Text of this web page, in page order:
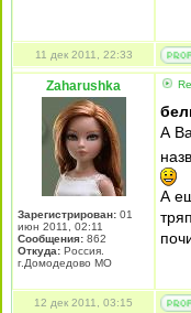
11 дек 2011, 22:33
Zaharushka
Зарегистрирован: 01
июн 2011, 02:11
Сообщения: 862
Откуда: Россия.
г.Домодедово МО
А
А
12 дек 2011, 03:15